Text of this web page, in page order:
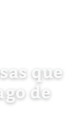
que
de